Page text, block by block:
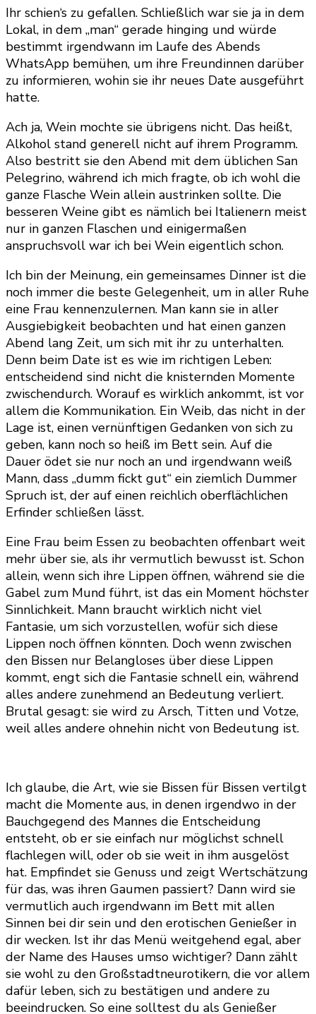
Ihr schien‘s zu gefallen. Schließlich war sie ja in dem
Lokal, in dem „man“ gerade hinging und würde
bestimmt irgendwann im Laufe des Abends
WhatsApp bemühen, um ihre Freundinnen darüber
zu informieren, wohin sie ihr neues Date ausgeführt
hatte.
Ach ja, Wein mochte sie übrigens nicht. Das heißt,
Alkohol stand generell nicht auf ihrem Programm.
Also bestritt sie den Abend mit dem üblichen San
Pelegrino, während ich mich fragte, ob ich wohl die
ganze Flasche Wein allein austrinken sollte. Die
besseren Weine gibt es nämlich bei Italienern meist
nur in ganzen Flaschen und einigermaßen
anspruchsvoll war ich bei Wein eigentlich schon.
Ich bin der Meinung, ein gemeinsames Dinner ist die
noch immer die beste Gelegenheit, um in aller Ruhe
eine Frau kennenzulernen. Man kann sie in aller
Ausgiebigkeit beobachten und hat einen ganzen
Abend lang Zeit, um sich mit ihr zu unterhalten.
Denn beim Date ist es wie im richtigen Leben:
entscheidend sind nicht die knisternden Momente
zwischendurch. Worauf es wirklich ankommt, ist vor
allem die Kommunikation. Ein Weib, das nicht in der
Lage ist, einen vernünftigen Gedanken von sich zu
geben, kann noch so heiß im Bett sein. Auf die
Dauer ödet sie nur noch an und irgendwann weiß
Mann, dass „dumm fickt gut“ ein ziemlich Dummer
Spruch ist, der auf einen reichlich oberflächlichen
Erfinder schließen lässt.
Eine Frau beim Essen zu beobachten offenbart weit
mehr über sie, als ihr vermutlich bewusst ist. Schon
allein, wenn sich ihre Lippen öffnen, während sie die
Gabel zum Mund führt, ist das ein Moment höchster
Sinnlichkeit. Mann braucht wirklich nicht viel
Fantasie, um sich vorzustellen, wofür sich diese
Lippen noch öffnen könnten. Doch wenn zwischen
den Bissen nur Belangloses über diese Lippen
kommt, engt sich die Fantasie schnell ein, während
alles andere zunehmend an Bedeutung verliert.
Brutal gesagt: sie wird zu Arsch, Titten und Votze,
weil alles andere ohnehin nicht von Bedeutung ist.
Ich glaube, die Art, wie sie Bissen für Bissen vertilgt
macht die Momente aus, in denen irgendwo in der
Bauchgegend des Mannes die Entscheidung
entsteht, ob er sie einfach nur möglichst schnell
flachlegen will, oder ob sie weit in ihm ausgelöst
hat. Empfindet sie Genuss und zeigt Wertschätzung
für das, was ihren Gaumen passiert? Dann wird sie
vermutlich auch irgendwann im Bett mit allen
Sinnen bei dir sein und den erotischen Genießer in
dir wecken. Ist ihr das Menü weitgehend egal, aber
der Name des Hauses umso wichtiger? Dann zählt
sie wohl zu den Großstadtneurotikern, die vor allem
dafür leben, sich zu bestätigen und andere zu
beeindrucken. So eine solltest du als Genießer